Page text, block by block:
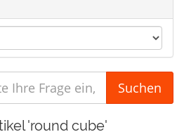
'round cube'